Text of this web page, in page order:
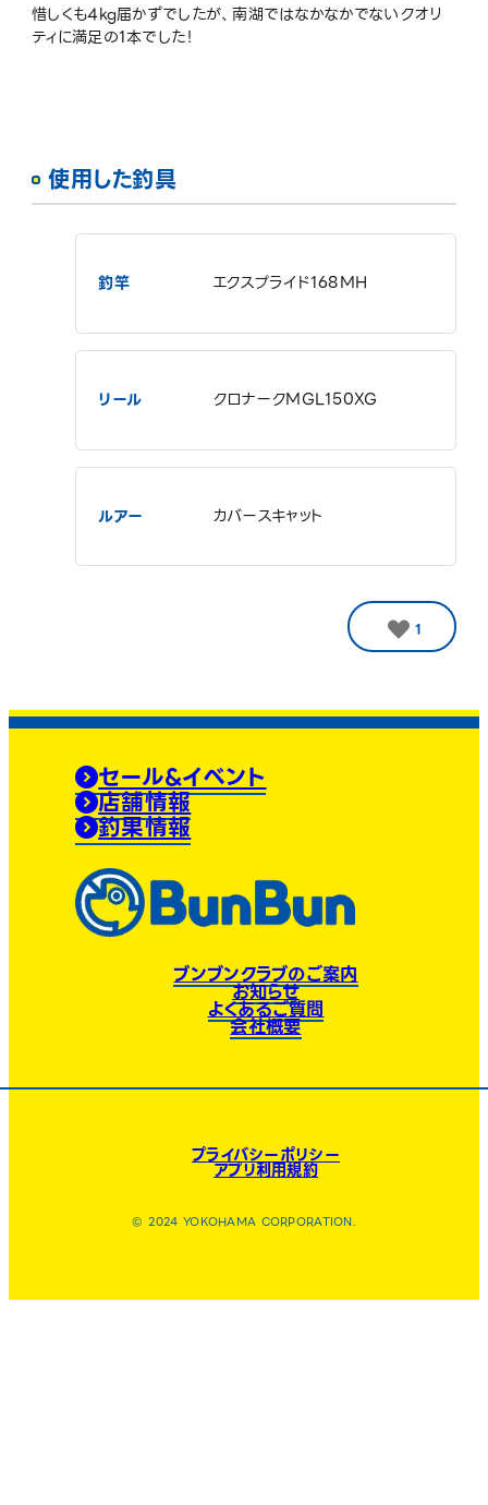
惜しくも4kg届かずでしたが、南湖ではなかなかでないクオリ
ティに満足の1本でした！
使用した釣具
釣竿 エクスプライド168MH
リール クロナークMGL150XG
ルアー カバースキャット
1
セール&イベント
店舗情報
釣果情報
ブンブンクラブのご案内
お知らせ
よくあるご質問
会社概要
プライバシーポリシー
アプリ利用規約
© 2024 YOKOHAMA CORPORATION.